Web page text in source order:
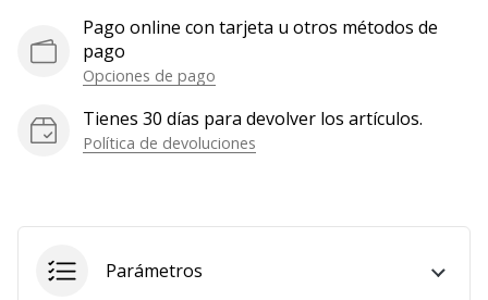
Mostrar
los
artículos
Pago online con tarjeta u otros métodos de
pago
Opciones de pago
Tienes 30 días para devolver los artículos.
Política de devoluciones
Parámetros